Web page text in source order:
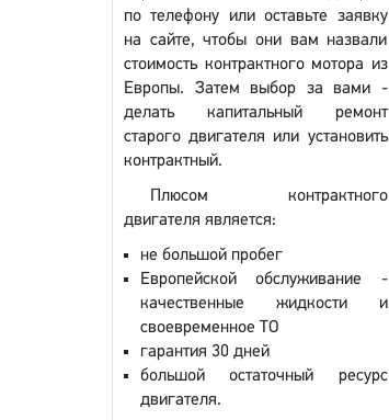
по телефону или оставьте заявку
на сайте, чтобы они вам назвали
стоимость контрактного мотора из
Европы. Затем выбор за вами -
делать капитальный ремонт
старого двигателя или установить
контрактный.
Плюсом контрактного
двигателя является:
не большой пробег
Европейской обслуживание -
качественные жидкости и
своевременное ТО
гарантия 30 дней
большой остаточный ресурс
двигателя.